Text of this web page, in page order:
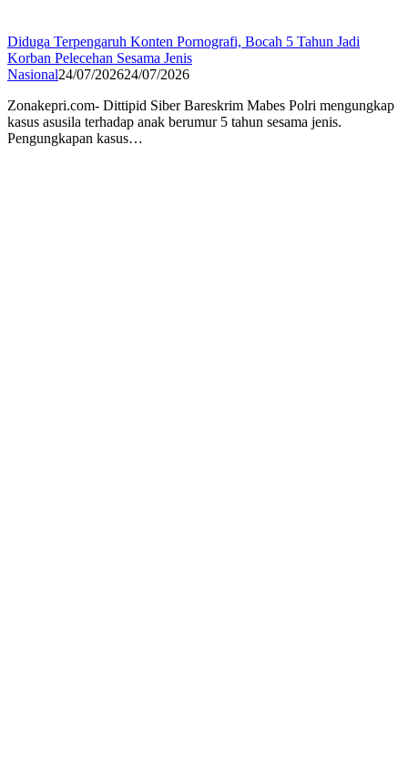
Diduga Terpengaruh Konten Pornografi, Bocah 5 Tahun Jadi
Korban Pelecehan Sesama Jenis
Nasional24/07/202624/07/2026
Zonakepri.com- Dittipid Siber Bareskrim Mabes Polri mengungkap
kasus asusila terhadap anak berumur 5 tahun sesama jenis.
Pengungkapan kasus…